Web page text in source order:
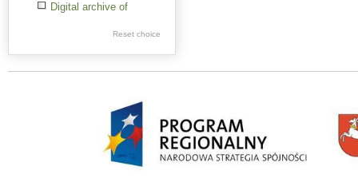
Digital archive of
Reset choice